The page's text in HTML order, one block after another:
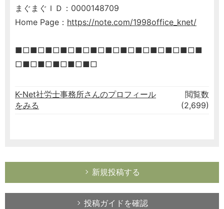
まぐまぐＩＤ：0000148709
Home Page： https://note.com/1998office_knet/
■□■□■□■□■□■□■□■□■□■□■□■□■
□■□■□■□■□■□
K-Net社労士事務所さんのプロフィール
をみる
閲覧数
(2,699)
新規投稿する
投稿ガイドを確認